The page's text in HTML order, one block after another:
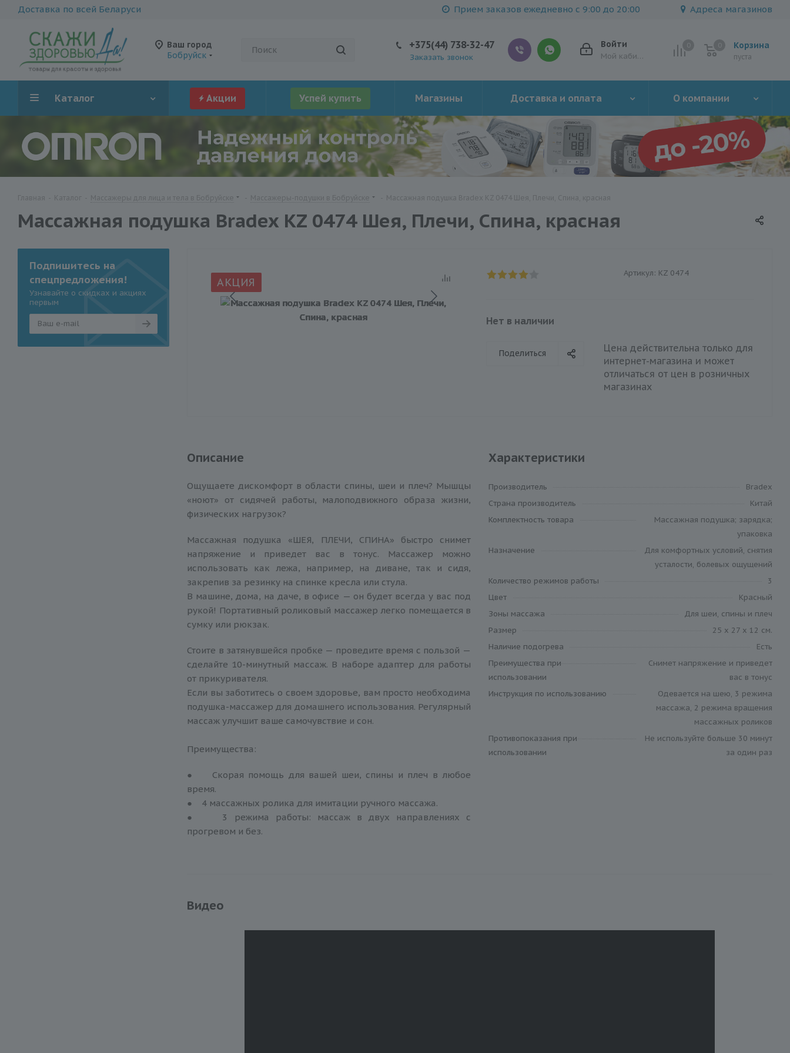
Доставка по всей Беларуси Прием заказов ежедневно с 9:00 до 20:00 Адреса магазинов
Ваш город
Бобруйск
Корзина
пуста
Войти
Мой кабинет
+375(44) 738-32-47
Заказать звонок
Каталог Акции Успей купить Магазины Доставка и оплата О компании
Массажная подушка Bradex KZ 0474 Шея, Плечи, Спина, красная
АКЦИЯ
Артикул: KZ 0474
Нет в наличии
Поделиться
Цена действительна только для
интернет-магазина и может
отличаться от цен в розничных
магазинах
Описание
Ощущаете дискомфорт в области спины, шеи и плеч? Мышцы
«ноют» от сидячей работы, малоподвижного образа жизни,
физических нагрузок?
Массажная подушка «ШЕЯ, ПЛЕЧИ, СПИНА» быстро снимет
напряжение и приведет вас в тонус. Массажер можно
использовать как лежа, например, на диване, так и сидя,
закрепив за резинку на спинке кресла или стула.
В машине, дома, на даче, в офисе — он будет всегда у вас под
рукой! Портативный роликовый массажер легко помещается в
сумку или рюкзак.
Стоите в затянувшейся пробке — проведите время с пользой —
сделайте 10-минутный массаж. В наборе адаптер для работы
от прикуривателя.
Если вы заботитесь о своем здоровье, вам просто необходима
подушка-массажер для домашнего использования. Регулярный
массаж улучшит ваше самочувствие и сон.
Преимущества:
● Скорая помощь для вашей шеи, спины и плеч в любое
время.
● 4 массажных ролика для имитации ручного массажа.
● 3 режима работы: массаж в двух направлениях с
прогревом и без.
Характеристики
Производитель
Bradex
Cтрана производитель
Китай
Комплектность товара
Массажная подушка; зарядка;
упаковка
Назначение
Для комфортных условий, снятия
усталости, болевых ощущений
Количество режимов работы
3
Цвет
Красный
Зоны массажа
Для шеи, спины и плеч
Размер
25 x 27 x 12 см.
Наличие подогрева
Есть
Преимущества при
использовании
Снимет напряжение и приведет
вас в тонус
Инструкция по использованию
Одевается на шею, 3 режима
массажа, 2 режима вращения
массажных роликов
Противопоказания при
использовании
Не используйте больше 30 минут
за один раз
Видео
Подпишитесь на
спецпредложения!
Узнавайте о скидках и акциях
первым